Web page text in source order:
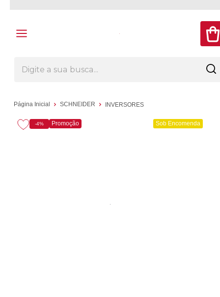
Página Inicial SCHNEIDER INVERSORES
-4% Promoção Sob Encomenda